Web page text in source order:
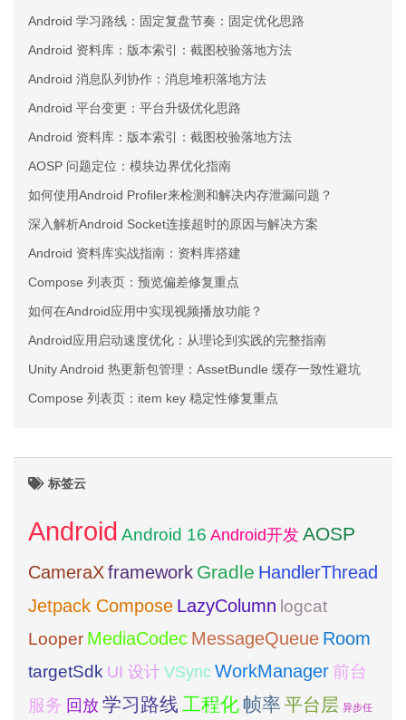
Android 学习路线：固定复盘节奏：固定优化思路
Android 资料库：版本索引：截图校验落地方法
Android 消息队列协作：消息堆积落地方法
Android 平台变更：平台升级优化思路
Android 资料库：版本索引：截图校验落地方法
AOSP 问题定位：模块边界优化指南
如何使用Android Profiler来检测和解决内存泄漏问题？
深入解析Android Socket连接超时的原因与解决方案
Android 资料库实战指南：资料库搭建
Compose 列表页：预览偏差修复重点
如何在Android应用中实现视频播放功能？
Android应用启动速度优化：从理论到实践的完整指南
Unity Android 热更新包管理：AssetBundle 缓存一致性避坑
Compose 列表页：item key 稳定性修复重点
标签云
Android Android 16 Android开发 AOSP
CameraXframework Gradle HandlerThread
Jetpack Compose LazyColumn logcat
Looper MediaCodec MessageQueue Room
targetSdk UI 设计 VSyncWorkManager前台
服务 回放 学习路线 工程化帧率 平台层 异步任